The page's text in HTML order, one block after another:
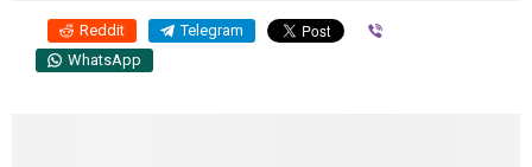
Reddit Telegram
WhatsApp